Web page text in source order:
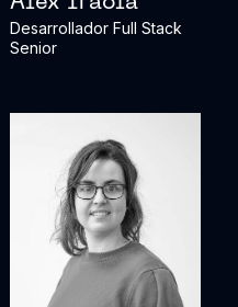
Desarrollador Full Stack
Senior